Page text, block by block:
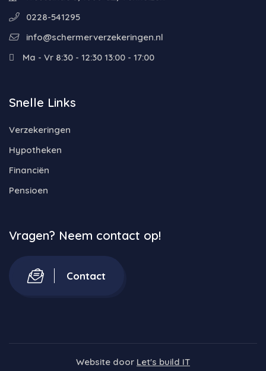
0228-541295
info@schermerverzekeringen.nl
Ma - Vr 8:30 - 12:30 13:00 - 17:00
Snelle Links
Verzekeringen
Hypotheken
Financiën
Pensioen
Vragen? Neem contact op!
Contact
Website door Let's build IT